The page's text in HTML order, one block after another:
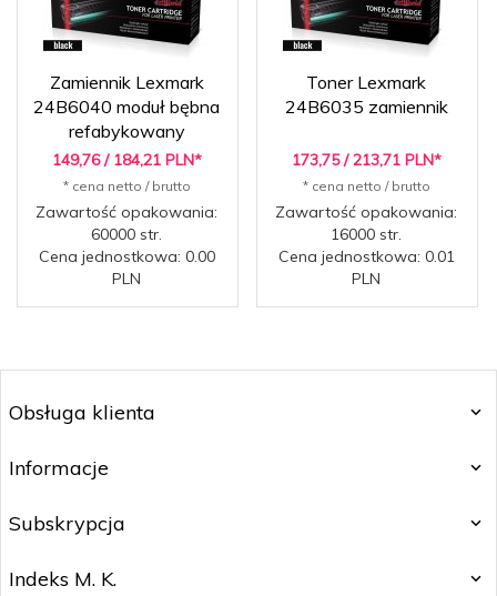
Zamiennik Lexmark
24B6040 moduł bębna
refabykowany
149,76 / 184,21 PLN*
* cena netto / brutto
Zawartość opakowania:
60000 str.
Cena jednostkowa: 0.00
PLN
Toner Lexmark
24B6035 zamiennik
173,75 / 213,71 PLN*
* cena netto / brutto
Zawartość opakowania:
16000 str.
Cena jednostkowa: 0.01
PLN
Obsługa klienta
Informacje
Subskrypcja
Indeks M. K.